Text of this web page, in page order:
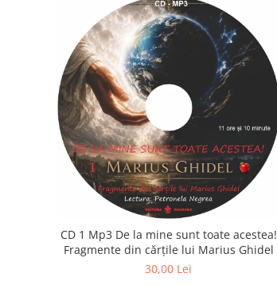
CD 1 Mp3 De la mine sunt toate acestea!
Fragmente din cărțile lui Marius Ghidel
30,00 Lei